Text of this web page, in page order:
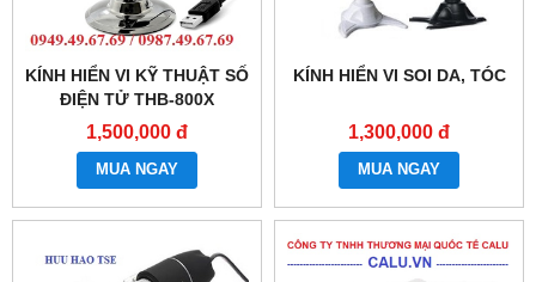
KÍNH HIỂN VI KỸ THUẬT SỐ
ĐIỆN TỬ THB-800X
1,500,000 đ
MUA NGAY
KÍNH HIỂN VI SOI DA, TÓC
1,300,000 đ
MUA NGAY